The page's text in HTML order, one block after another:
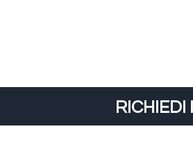
RICHIEDI